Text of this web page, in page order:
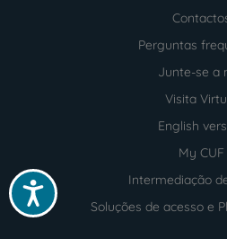
Acessibilidade
Perguntas
Junte-se a
Visita
English
My CUF
Intermediação
Soluções de acesso e